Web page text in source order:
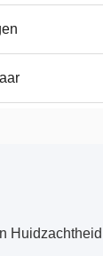
Huidzachtheid